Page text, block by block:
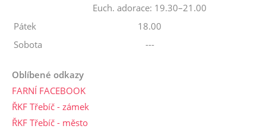
Euch. adorace: 19.30–21.00
Pátek
18.00
Sobota
---
Oblíbené odkazy
FARNÍ FACEBOOK
ŘKF Třebíč - zámek
ŘKF Třebíč - město